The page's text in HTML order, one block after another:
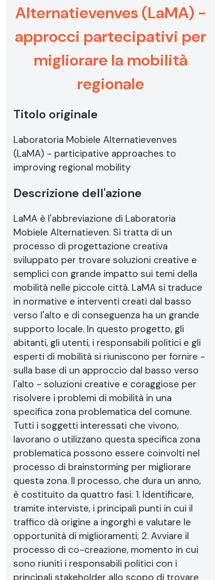
Alternatievenves (LaMA) -
approcci partecipativi per
migliorare la mobilità
regionale
Titolo originale
Laboratoria Mobiele Alternatievenves
(LaMA) - participative approaches to
improving regional mobility
Descrizione dell'azione
LaMA è l'abbreviazione di Laboratoria
Mobiele Alternatieven. Si tratta di un
processo di progettazione creativa
sviluppato per trovare soluzioni creative e
semplici con grande impatto sui temi della
mobilità nelle piccole città. LaMA si traduce
in normative e interventi creati dal basso
verso l'alto e di conseguenza ha un grande
supporto locale. In questo progetto, gli
abitanti, gli utenti, i responsabili politici e gli
esperti di mobilità si riuniscono per fornire -
sulla base di un approccio dal basso verso
l'alto - soluzioni creative e coraggiose per
risolvere i problemi di mobilità in una
specifica zona problematica del comune.
Tutti i soggetti interessati che vivono,
lavorano o utilizzano questa specifica zona
problematica possono essere coinvolti nel
processo di brainstorming per migliorare
questa zona. Il processo, che dura un anno,
è costituito da quattro fasi: 1. Identificare,
tramite interviste, i principali punti in cui il
traffico dà origine a ingorghi e valutare le
opportunità di miglioramenti; 2. Avviare il
processo di co-creazione, momento in cui
sono riuniti i responsabili politici con i
principali stakeholder allo scopo di trovare